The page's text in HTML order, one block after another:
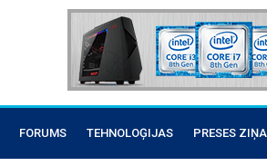
FORUMS TEHNOLOĢIJAS PRESES